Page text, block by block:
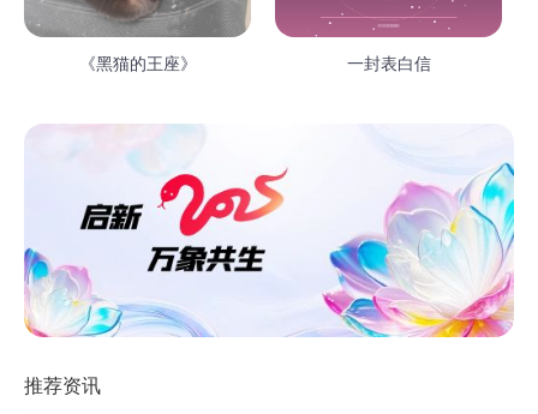
《黑猫的王座》 一封表白信
推荐资讯